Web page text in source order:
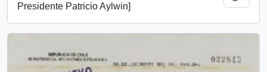
Presidente Patricio Aylwin]